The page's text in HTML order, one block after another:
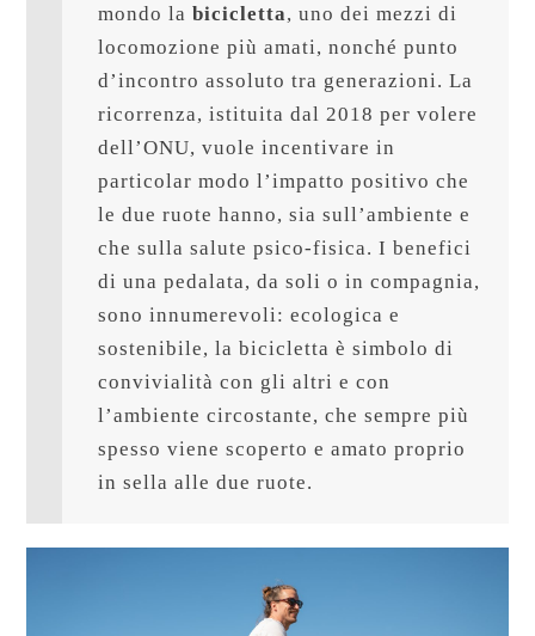
mondo la bicicletta, uno dei mezzi di
locomozione più amati, nonché punto
d’incontro assoluto tra generazioni. La
ricorrenza, istituita dal 2018 per volere
dell’ONU, vuole incentivare in
particolar modo l’impatto positivo che
le due ruote hanno, sia sull’ambiente e
che sulla salute psico-fisica. I benefici
di una pedalata, da soli o in compagnia,
sono innumerevoli: ecologica e
sostenibile, la bicicletta è simbolo di
convivialità con gli altri e con
l’ambiente circostante, che sempre più
spesso viene scoperto e amato proprio
in sella alle due ruote.